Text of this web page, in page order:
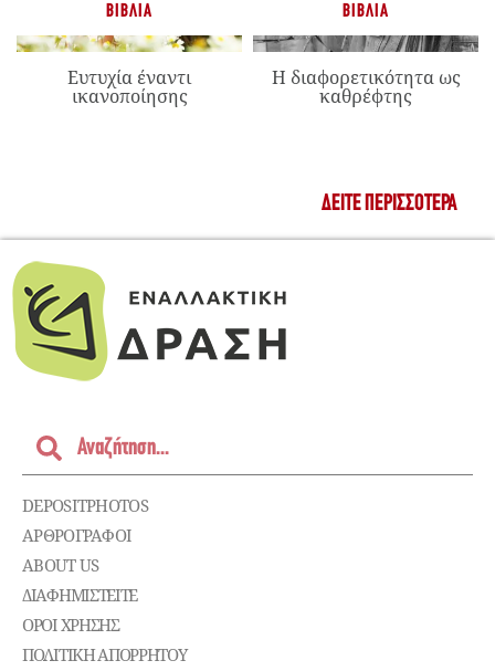
ΒΙΒΛΊΑ
Ευτυχία έναντι
ικανοποίησης
ΒΙΒΛΊΑ
Η διαφορετικότητα ως
καθρέφτης
ΔΕΊΤΕ ΠΕΡΙΣΣΌΤΕΡΑ
DEPOSITPHOTOS
ΑΡΘΡΟΓΡΑΦΟΙ
ABOUT US
ΔΙΑΦΗΜΙΣΤΕΊΤΕ
ΌΡΟΙ ΧΡΉΣΗΣ
ΠΟΛΙΤΙΚΉ ΑΠΟΡΡΉΤΟΥ